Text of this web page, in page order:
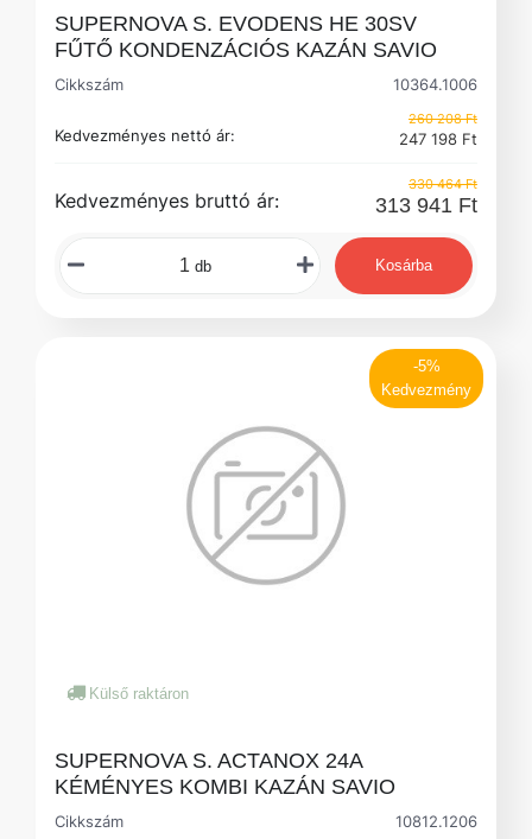
SUPERNOVA S. EVODENS HE 30SV
FŰTŐ KONDENZÁCIÓS KAZÁN SAVIO
Cikkszám 10364.1006
Kedvezményes nettó ár:
260 208 Ft
247 198 Ft
Kedvezményes bruttó ár:
330 464 Ft
313 941 Ft
db Kosárba
-5%
Kedvezmény
Külső raktáron
SUPERNOVA S. ACTANOX 24A
KÉMÉNYES KOMBI KAZÁN SAVIO
Cikkszám 10812.1206